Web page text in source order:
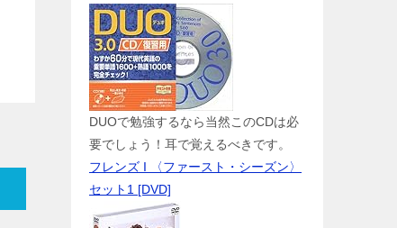
DUOで勉強するなら当然このCDは必
要でしょう！耳で覚えるべきです。
フレンズ I 〈ファースト・シーズン〉
セット1 [DVD]